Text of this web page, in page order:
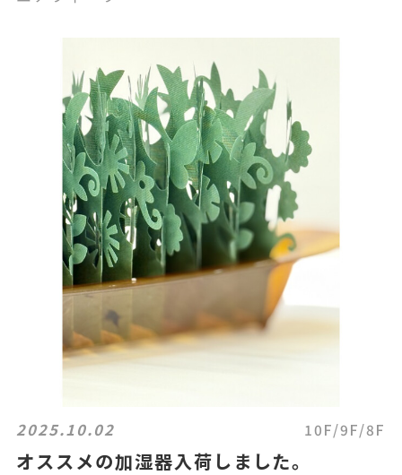
2025.10.02 10F/9F/8F
オススメの加湿器入荷しました。